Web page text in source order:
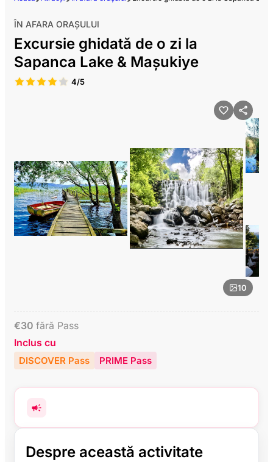
10
ÎN AFARA ORAȘULUI
Excursie ghidată de o zi la
Sapanca Lake & Maşukiye
4/5
€30 fără Pass
Inclus cu
DISCOVER Pass PRIME Pass
Despre această activitate